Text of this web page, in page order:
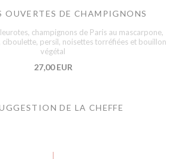
OUVERTES DE CHAMPIGNONS
champignons de Paris au mascarpone,
ciboulette, persil, noisettes torréfiées et bouillon
végétal
27,00 EUR
DE LA CHEFFE